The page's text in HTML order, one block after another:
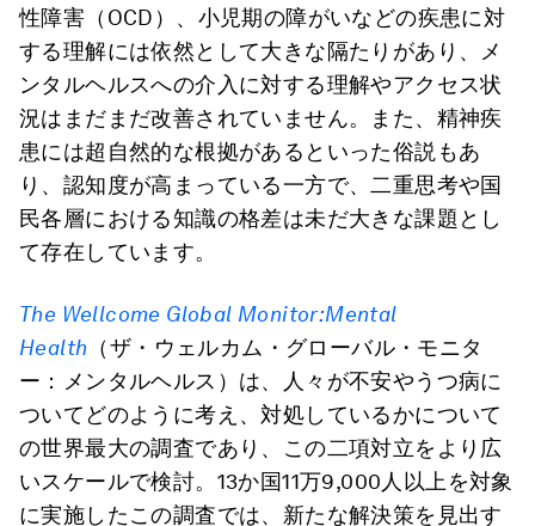
性障害（OCD）、小児期の障がいなどの疾患に対
する理解には依然として大きな隔たりがあり、メ
ンタルヘルスへの介入に対する理解やアクセス状
況はまだまだ改善されていません。また、精神疾
患には超自然的な根拠があるといった俗説もあ
り、認知度が高まっている一方で、二重思考や国
民各層における知識の格差は未だ大きな課題とし
て存在しています。
The Wellcome Global Monitor:Mental
Health （ザ・ウェルカム・グローバル・モニタ
ー：メンタルヘルス）は、人々が不安やうつ病に
ついてどのように考え、対処しているかについて
の世界最大の調査であり、この二項対立をより広
いスケールで検討。13か国11万9,000人以上を対象
に実施したこの調査では、新たな解決策を見出す